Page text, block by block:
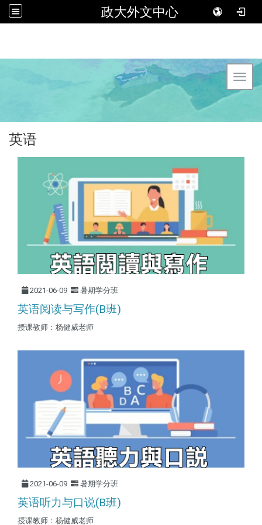
政大外文中心
英语
2021-06-09 暑期学分班
英语阅读与写作(B班)
授课教师：杨健威老师
2021-06-09 暑期学分班
英语听力与口说(B班)
授课教师：杨健威老师